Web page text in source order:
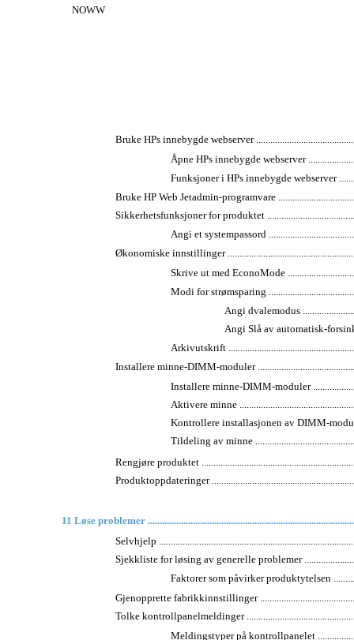
NOWW
Bruke HPs innebygde webserver
Åpne HPs innebygde webserver
Funksjoner i HPs innebygde webserver
Bruke HP Web Jetadmin-programvare
Sikkerhetsfunksjoner for produktet
Angi et systempassord
Økonomiske innstillinger
Skrive ut med EconoMode
Modi for strømsparing
Angi dvalemodus
Angi Slå av automatisk-
Arkivutskrift
Installere minne-DIMM-moduler
Installere minne-DIMM-moduler
Aktivere minne
Kontrollere installasjonen av DIMM-
Tildeling av minne
Rengjøre produktet
Produktoppdateringer
11 Løse problemer
Selvhjelp
Sjekkliste for løsing av generelle problemer
Faktorer som påvirker produktytelsen
Gjenopprette fabrikkinnstillinger
Tolke kontrollpanelmeldinger
Meldingstyper på kontrollpanelet